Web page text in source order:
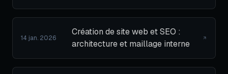
14 jan. 2026
Création de site web et SEO :
architecture et maillage interne